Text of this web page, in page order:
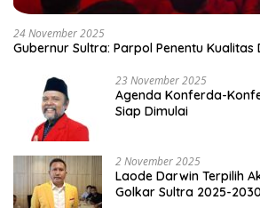
24 November 2025
Gubernur Sultra: Parpol Penentu
23 November 2025
Agenda Konferda-
Siap Dimulai
2 November 2025
Laode Darwin Terpilih
Golkar Sultra 2025-